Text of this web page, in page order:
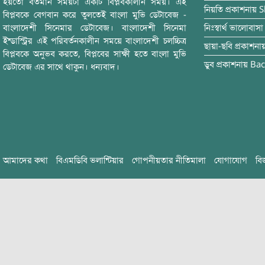
বিপ্লবকে বেগবান করে তুলতেই বাংলা মুভি ডেটাবেজ -
বাংলাদেশী সিনেমার ডেটাবেজ। বাংলাদেশী সিনেমা
ইন্ডাস্ট্রির এই পরিবর্তনকালীন সময়ে বাংলাদেশী চলচ্চিত্র
বিপ্লবকে অনুভব করতে, বিপ্লবের সাক্ষী হতে বাংলা মুভি
ডেটাবেজ এর সাথে থাকুন। ধন্যবাদ।
নিয়তি প্রকাশনায়
নিঃস্বার্থ ভালোবাসা
ছায়া-ছবি
ডুব প্রকাশনায়
আমাদের কথা বিএমডিবি ভলান্টিয়ার গোপনীয়তার নীতিমালা যোগাযোগ